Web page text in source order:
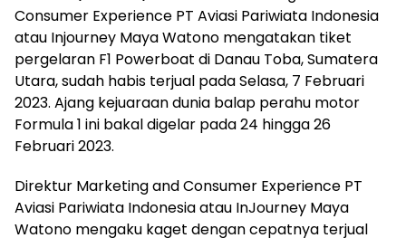
Consumer Experience PT Aviasi Pariwiata Indonesia
atau Injourney Maya Watono mengatakan tiket
pergelaran F1 Powerboat di Danau Toba, Sumatera
Utara, sudah habis terjual pada Selasa, 7 Februari
2023. Ajang kejuaraan dunia balap perahu motor
Formula 1 ini bakal digelar pada 24 hingga 26
Februari 2023.
Direktur Marketing and Consumer Experience PT
Aviasi Pariwiata Indonesia atau InJourney Maya
Watono mengaku kaget dengan cepatnya terjual